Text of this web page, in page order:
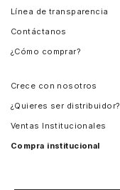
Línea de transparencia
Contáctanos
¿Cómo comprar?
Crece con nosotros
¿Quieres ser distribuidor?
Ventas Institucionales
Compra institucional